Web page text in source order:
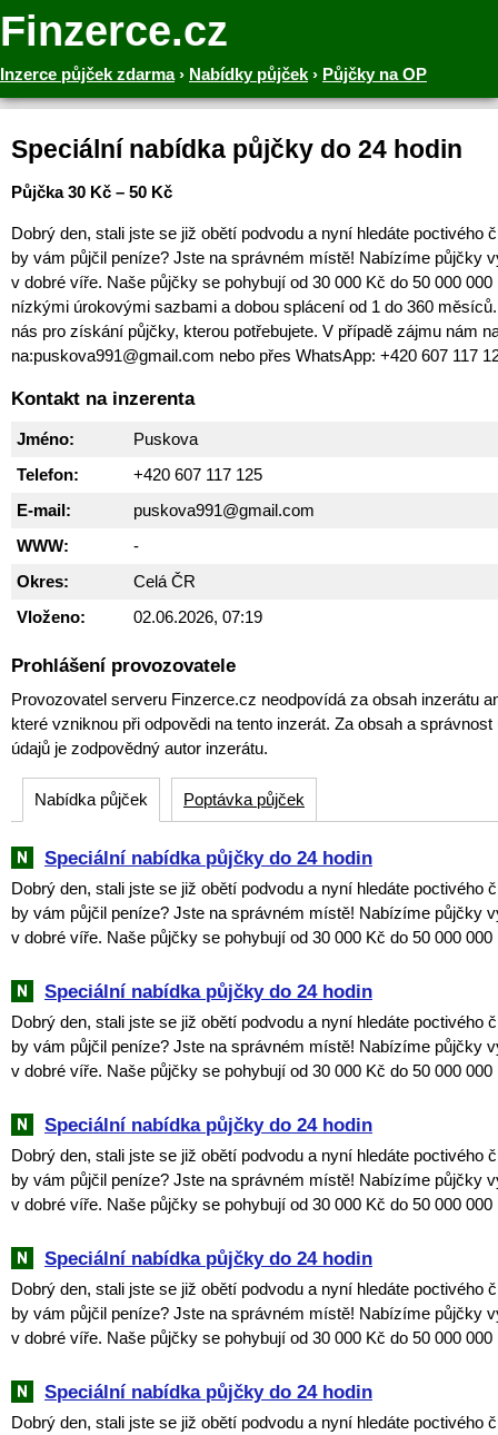
Finzerce.cz
Inzerce půjček zdarma› Nabídky půjček › Půjčky na OP
Speciální nabídka půjčky do 24 hodin
Půjčka 30 Kč – 50 Kč
Dobrý den, stali jste se již obětí podvodu a nyní hledáte poctivého
by vám půjčil peníze? Jste na správném místě! Nabízíme půjčky
v dobré víře. Naše půjčky se pohybují od 30 000 Kč do 50 000
nízkými úrokovými sazbami a dobou splácení od 1 do 360
nás pro získání půjčky, kterou potřebujete. V případě zájmu nám
na:puskova991@gmail.com nebo přes WhatsApp: +420 607 117
Kontakt na inzerenta
Jméno:
Puskova
Telefon:
+420 607 117 125
E-mail:
puskova991@gmail.com
WWW:
-
Okres:
Celá ČR
Vloženo:
02.06.2026, 07:19
Prohlášení provozovatele
Provozovatel serveru Finzerce.cz neodpovídá za obsah inzerátu
které vzniknou při odpovědi na tento inzerát. Za obsah a
údajů je zodpovědný autor inzerátu.
Nabídka půjček Poptávka půjček
Speciální nabídka půjčky do 24 hodin
Dobrý den, stali jste se již obětí podvodu a nyní hledáte poctivého
by vám půjčil peníze? Jste na správném místě! Nabízíme půjčky
v dobré víře. Naše půjčky se pohybují od 30 000 Kč do 50 000 000
Speciální nabídka půjčky do 24 hodin
Dobrý den, stali jste se již obětí podvodu a nyní hledáte poctivého
by vám půjčil peníze? Jste na správném místě! Nabízíme půjčky
v dobré víře. Naše půjčky se pohybují od 30 000 Kč do 50 000 000
Speciální nabídka půjčky do 24 hodin
Dobrý den, stali jste se již obětí podvodu a nyní hledáte poctivého
by vám půjčil peníze? Jste na správném místě! Nabízíme půjčky
v dobré víře. Naše půjčky se pohybují od 30 000 Kč do 50 000 000
Speciální nabídka půjčky do 24 hodin
Dobrý den, stali jste se již obětí podvodu a nyní hledáte poctivého
by vám půjčil peníze? Jste na správném místě! Nabízíme půjčky
v dobré víře. Naše půjčky se pohybují od 30 000 Kč do 50 000 000
Speciální nabídka půjčky do 24 hodin
Dobrý den, stali jste se již obětí podvodu a nyní hledáte poctivého